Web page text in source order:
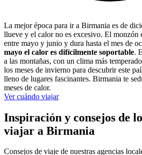
La mejor época para ir a Birmania es de
llueve y el calor no es excesivo. El monzón
entre mayo y junio y dura hasta el mes de
mayo el calor es difícilmente soportable.
a las montañas, con un clima más
los meses de invierno para descubrir este
lleno de lugares fascinantes. Birmania te
meses de calor.
Ver cuándo viajar
Inspiración y consejos de
viajar a Birmania
Consejos de viaje de nuestras agencias